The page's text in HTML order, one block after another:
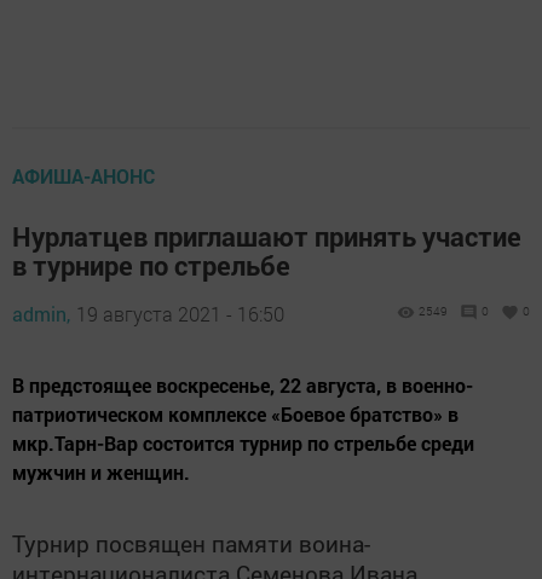
АФИША-АНОНС
Нурлатцев приглашают принять участие
в турнире по стрельбе
admin, 19 августа 2021 - 16:50 2549 0 0
​​​​​​​В предстоящее воскресенье, 22 августа, в военно-
патриотическом комплексе «Боевое братство» в
мкр.Тарн-Вар состоится турнир по стрельбе среди
мужчин и женщин.
Турнир посвящен памяти воина-